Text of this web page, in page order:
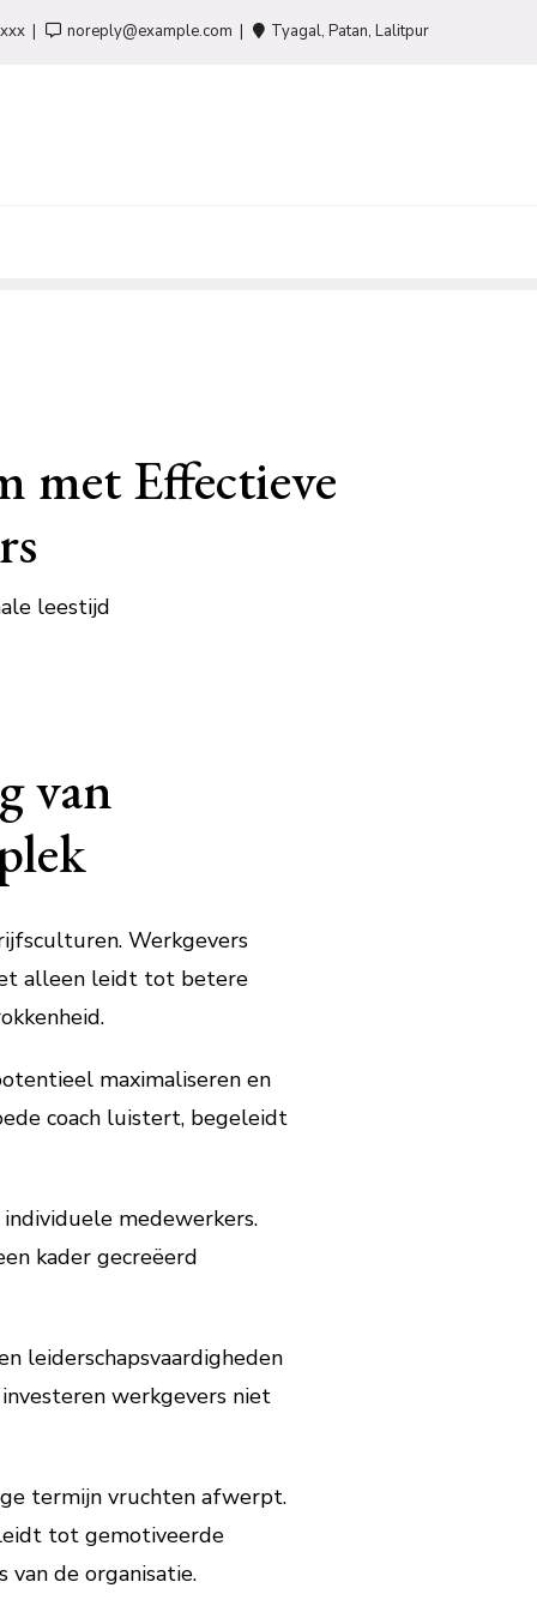
noreply@example.com Tyagal, Patan, Lalitpur
met Effectieve
leestijd
van
Werkgevers
alleen leidt tot betere
maximaliseren en
coach luistert, begeleidt
medewerkers.
kader gecreëerd
leiderschapsvaardigheden
werkgevers niet
termijn vruchten afwerpt.
tot gemotiveerde
van de organisatie.